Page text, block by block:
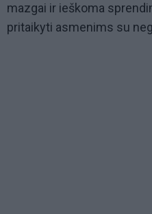
mazgai ir ieškoma
pritaikyti asmenims su